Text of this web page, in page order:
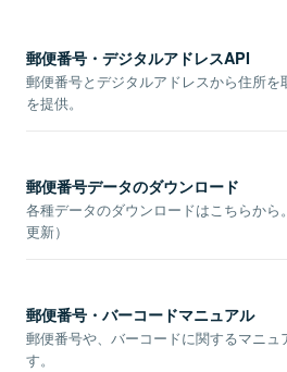
郵便番号・デジタルアドレスAPI
郵便番号とデジタルアドレスから住所を
を提供。
郵便番号データのダウンロード
各種データのダウンロードはこちらから
更新）
郵便番号・バーコードマニュアル
郵便番号や、バーコードに関するマニュ
す。